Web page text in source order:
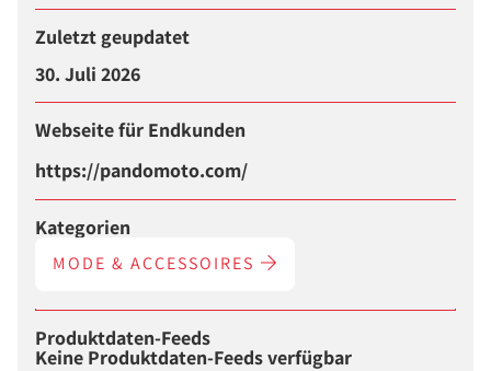
Zuletzt geupdatet
30. Juli 2026
Webseite für Endkunden
https://pandomoto.com/
Kategorien
MODE & ACCESSOIRES
Produktdaten-Feeds
Keine Produktdaten-Feeds verfügbar